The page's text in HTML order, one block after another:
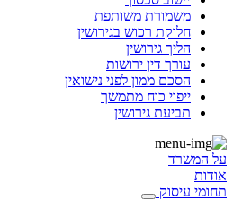
משמורת משותפת
חלוקת רכוש בגירושין
הליך גירושין
עורך דין ירושות
הסכם ממון לפני נישואין
ייפוי כוח מתמשך
תביעת גירושין
על המשרד
אודות
תחומי עיסוק